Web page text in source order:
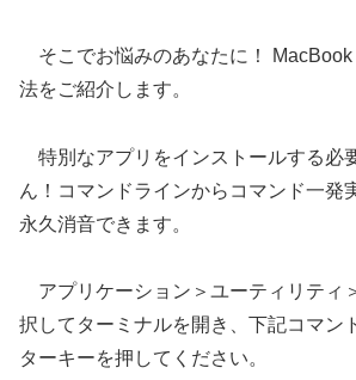
そこでお悩みのあなたに！
法をご紹介します。
特別なアプリをインストールする必
ん！コマンドラインからコマンド一発
永久消音できます。
アプリケーション＞ユーティリティ
択してターミナルを開き、下記コマン
ターキーを押してください。